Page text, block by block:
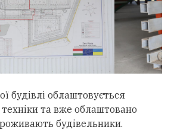
будівлі облаштовується
та вже облаштовано
будівельники.